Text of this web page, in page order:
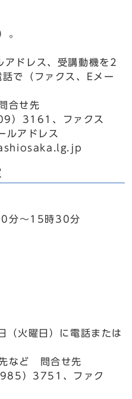
。
アドレス、受講動機を2
で（ファクス、Eメー
合せ先
）3161、ファクス
ルアドレス
分～15時30分
火曜日）に電話または
など 問合せ先
）3751、ファク